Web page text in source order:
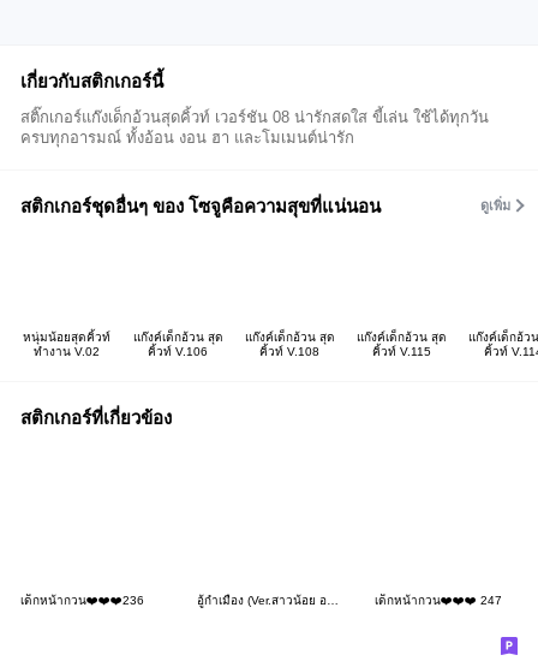
เกี่ยวกับสติกเกอร์นี้
สติ๊กเกอร์แก๊งเด็กอ้วนสุดคิ้วท์ เวอร์ชัน 08 น่ารักสดใส ขี้เล่น ใช้ได้ทุกวัน
ครบทุกอารมณ์ ทั้งอ้อน งอน ฮา และโมเมนต์น่ารัก
สติกเกอร์ชุดอื่นๆ ของ โซจูคือความสุขที่แน่นอน ดูเพิ่ม
หนุ่มน้อยสุดคิ้วท์
ทำงาน V.02
แก๊งค์เด็กอ้วน สุด
คิ้วท์ V.106
แก๊งค์เด็กอ้วน สุด
คิ้วท์ V.108
แก๊งค์เด็กอ้วน สุด
คิ้วท์ V.115
แก๊งค์เด็กอ้ว
คิ้วท์
สติกเกอร์ที่เกี่ยวข้อง
เด็กหน้ากวน❤️❤️❤️236 อู้กำเมือง (Ver.สาวน้อย อวบอ้วน) เด็กหน้ากวน❤️❤️❤️ 247